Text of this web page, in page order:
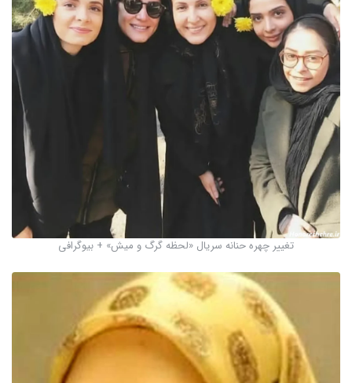
تغییر چهره حنانه سریال «لحظه گرگ و میش» + بیوگرافی